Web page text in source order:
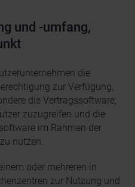
und -umfang,
die
zur Verfügung,
die Vertragssoftware,
zuzugreifen und die
im Rahmen der
nutzen.
oder mehreren in
zur Nutzung und